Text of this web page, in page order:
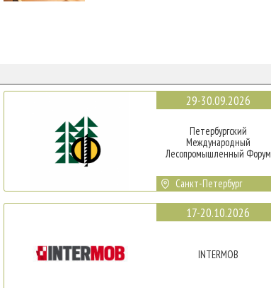
29-30.09.2026
Петербургский
Международный
Лесопромышленный Форум
Санкт-Петербург
17-20.10.2026
INTERMOB